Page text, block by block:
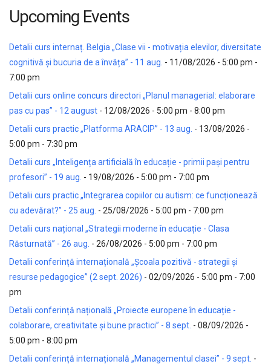
Upcoming Events
Detalii curs internaț. Belgia „Clase vii - motivația elevilor, diversitate
cognitivă și bucuria de a învăța” - 11 aug. - 11/08/2026 - 5:00 pm -
7:00 pm
Detalii curs online concurs directori „Planul managerial: elaborare
pas cu pas” - 12 august - 12/08/2026 - 5:00 pm - 8:00 pm
Detalii curs practic „Platforma ARACIP” - 13 aug. - 13/08/2026 -
5:00 pm - 7:30 pm
Detalii curs „Inteligența artificială în educație - primii pași pentru
profesori” - 19 aug. - 19/08/2026 - 5:00 pm - 7:00 pm
Detalii curs practic „Integrarea copiilor cu autism: ce funcționează
cu adevărat?” - 25 aug. - 25/08/2026 - 5:00 pm - 7:00 pm
Detalii curs național „Strategii moderne în educație - Clasa
Răsturnată” - 26 aug. - 26/08/2026 - 5:00 pm - 7:00 pm
Detalii conferință internațională „Școala pozitivă - strategii și
resurse pedagogice” (2 sept. 2026) - 02/09/2026 - 5:00 pm - 7:00
pm
Detalii conferință națională „Proiecte europene în educație -
colaborare, creativitate și bune practici” - 8 sept. - 08/09/2026 -
5:00 pm - 8:00 pm
Detalii conferință internațională „Managementul clasei” - 9 sept. -